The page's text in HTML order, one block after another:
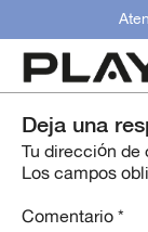
Deja una
Tu dirección
Los campos
Comentario*